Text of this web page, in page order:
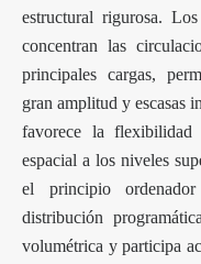
estructural rigurosa.
concentran las
principales cargas,
gran amplitud y escasas
favorece la
espacial a los niveles
el principio
distribución
volumétrica y participa